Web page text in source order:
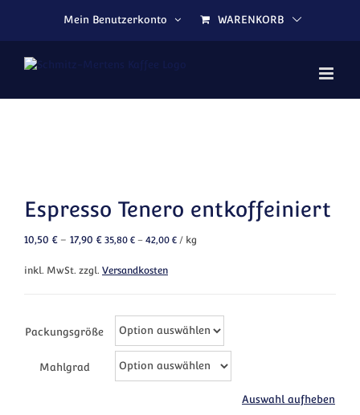
Mein Benutzerkonto
WARENKORB
Espresso Tenero entkoffeiniert
10,50 €– 17,90 € 35,80 € – 42,00 € / kg
inkl. MwSt. zzgl. Versandkosten
Packungsgröße
Mahlgrad
Auswahl aufheben